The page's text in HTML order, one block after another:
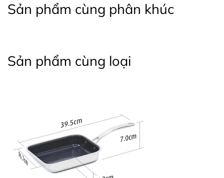
Sản phẩm cùng phân khúc
Sản phẩm cùng loại